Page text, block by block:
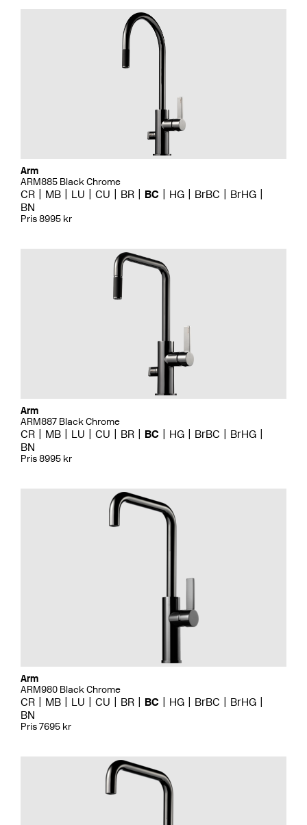
Arm
ARM885 Black Chrome
CR MB LU CU BR BC HG BrBC
BrHG
BN
Pris 8995 kr
Arm
ARM887 Black Chrome
CR MB LU CU BR BC HG BrBC
BrHG
BN
Pris 8995 kr
Arm
ARM980 Black Chrome
CR MB LU CU BR BC HG BrBC
BrHG
BN
Pris 7695 kr